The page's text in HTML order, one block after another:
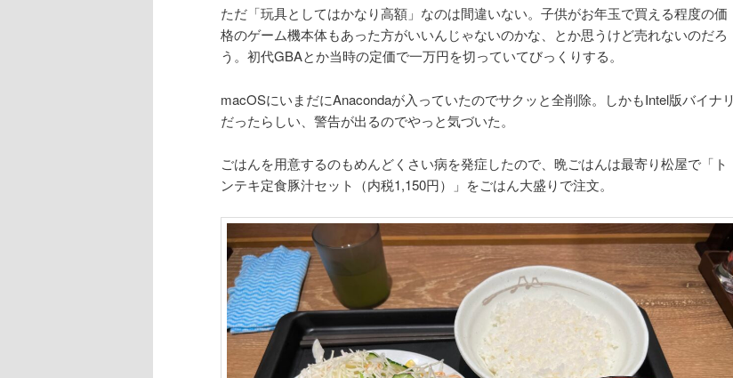
ただ「玩具としてはかなり高額」なのは間違いない。子供がお年玉で買える程度の価
格のゲーム機本体もあった方がいいんじゃないのかな、とか思うけど売れないのだろ
う。初代GBAとか当時の定価で一万円を切っていてびっくりする。
macOSにいまだにAnacondaが入っていたのでサクッと全削除。しかもIntel版バイナリ
だったらしい、警告が出るのでやっと気づいた。
ごはんを用意するのもめんどくさい病を発症したので、晩ごはんは最寄り松屋で「ト
ンテキ定食豚汁セット（内税1,150円）」をごはん大盛りで注文。